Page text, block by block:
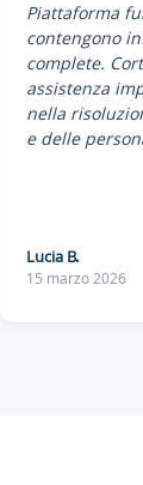
Piattaforma
contengono
complete.
assistenza
nella
e delle
Lucia B.
15 marzo 2026